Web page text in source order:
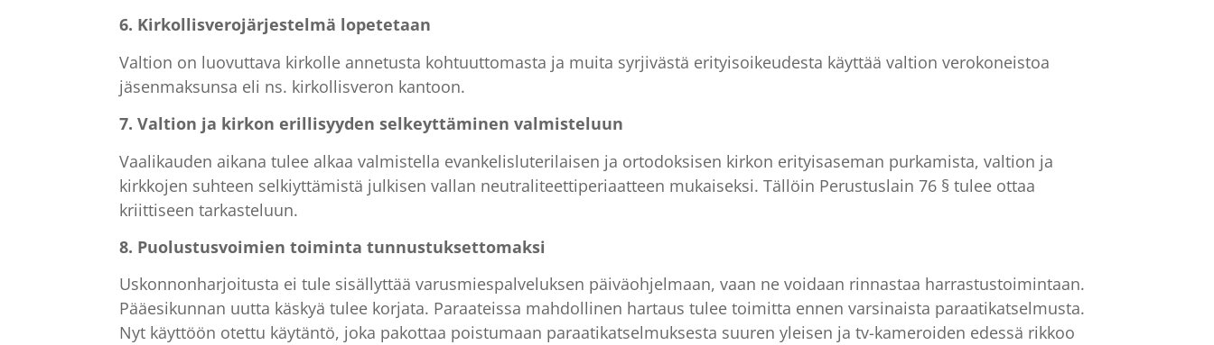
6. Kirkollisverojärjestelmä lopetetaan
Valtion on luovuttava kirkolle annetusta kohtuuttomasta ja muita syrjivästä erityisoikeudesta käyttää valtion verokoneistoa
jäsenmaksunsa eli ns. kirkollisveron kantoon.
7. Valtion ja kirkon erillisyyden selkeyttäminen valmisteluun
Vaalikauden aikana tulee alkaa valmistella evankelisluterilaisen ja ortodoksisen kirkon erityisaseman purkamista, valtion ja
kirkkojen suhteen selkiyttämistä julkisen vallan neutraliteettiperiaatteen mukaiseksi. Tällöin Perustuslain 76 § tulee ottaa
kriittiseen tarkasteluun.
8. Puolustusvoimien toiminta tunnustuksettomaksi
Uskonnonharjoitusta ei tule sisällyttää varusmiespalveluksen päiväohjelmaan, vaan ne voidaan rinnastaa harrastustoimintaan.
Pääesikunnan uutta käskyä tulee korjata. Paraateissa mahdollinen hartaus tulee toimitta ennen varsinaista paraatikatselmusta.
Nyt käyttöön otettu käytäntö, joka pakottaa poistumaan paraatikatselmuksesta suuren yleisen ja tv-kameroiden edessä rikkoo